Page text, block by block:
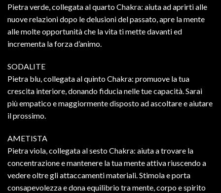
Pietra verde, collegata al quarto Chakra: aiuta ad aprirti alle
nuove relazioni dopo le delusioni del passato, apre la mente
alle molte opportunità che la vita ti mette davanti ed
incrementa la forza d’animo.
SODALITE
Pietra blu, collegata al quinto Chakra: promuove la tua
crescita interiore, donando fiducia nelle tue capacità. Sarai
più empatico e maggiormente disposto ad ascoltare e aiutare
il prossimo.
AMETISTA
Pietra viola, collegata al sesto Chakra: aiuta a trovare la
concentrazione e mantenere la tua mente attiva riuscendo a
vedere oltre gli attaccamenti materiali. Stimola e porta
consapevolezza e dona equilibrio tra mente, corpo e spirito